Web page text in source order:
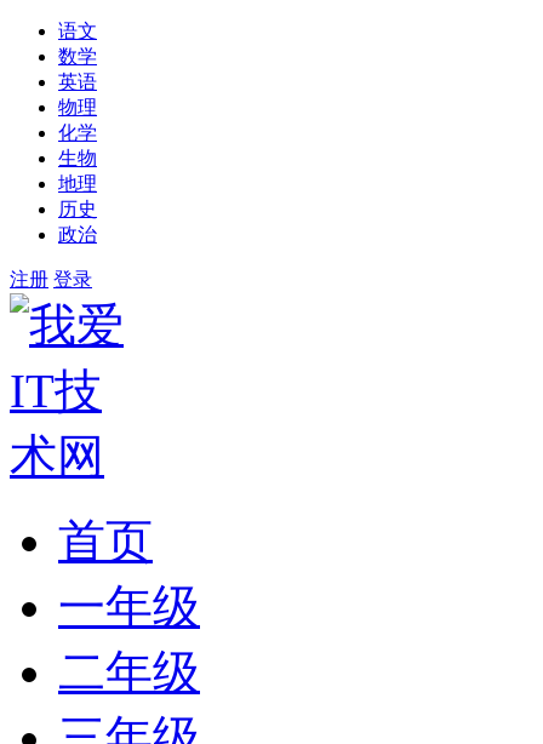
语文
数学
英语
物理
化学
生物
地理
历史
政治
注册 登录
首页
一年级
二年级